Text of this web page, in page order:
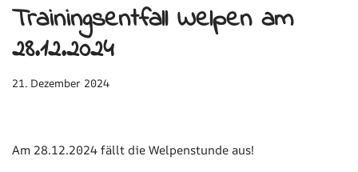
Trainingsentfall Welpen am
28.12.2024
21. Dezember 2024
Am 28.12.2024 fällt die Welpenstunde aus!